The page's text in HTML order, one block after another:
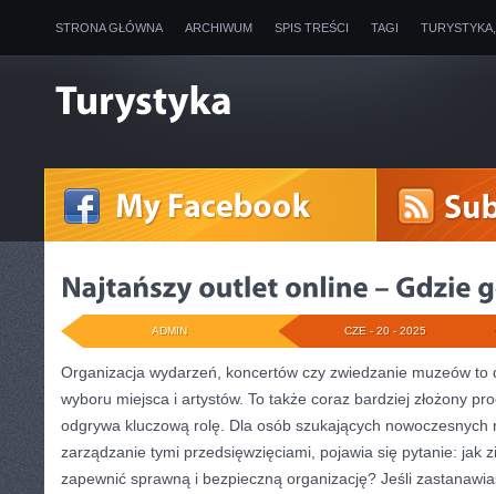
STRONA GŁÓWNA ARCHIWUM SPIS TREŚCI TAGI
CZE - 20 - 2025
ADMIN
Organizacja wydarzeń, koncertów czy zwiedzanie muzeów to
wyboru miejsca i artystów. To także coraz bardziej złożony
odgrywa kluczową rolę. Dla osób szukających nowoczesnych
zarządzanie tymi przedsięwzięciami, pojawia się pytanie: jak
zapewnić sprawną i bezpieczną organizację? Jeśli